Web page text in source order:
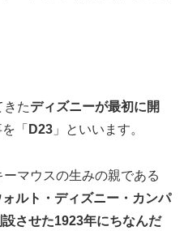
きたディズニーが最初に開
「 D23 」といいます。
ーマウスの生みの親である
ォルト・ディズニー・カンパ
させた1923年にちなんだ